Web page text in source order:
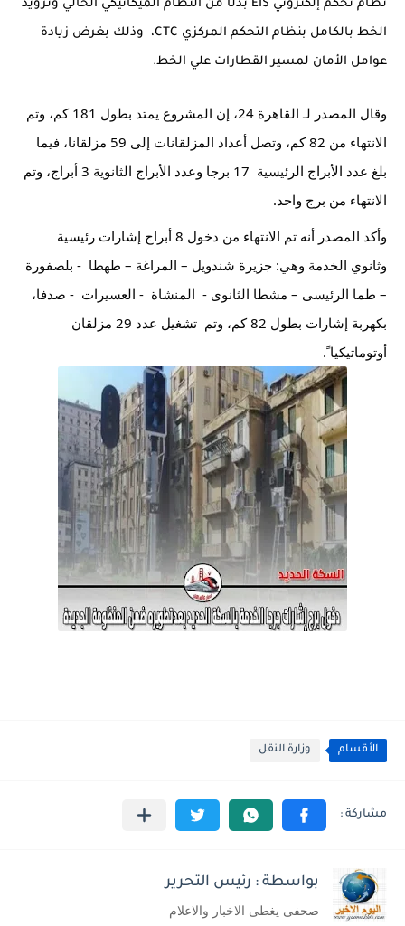
عوامل الأمان لمسير القطارات علي الخط.
الانتهاء من برج واحد.
أوتوماتيكيا ً.
الأقسام وزارة النقل
بواسطة : رئيس التحرير
صحفى يغطى الاخبار والاعلام